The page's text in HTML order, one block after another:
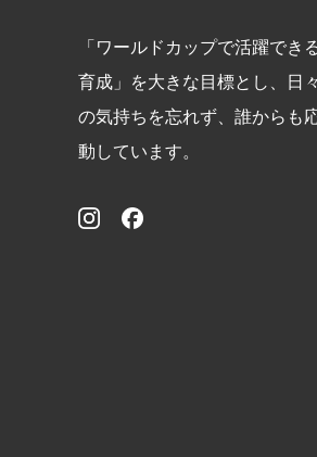
「ワールドカップで活躍で
育成」を大きな目標とし、日
の気持ちを忘れず、誰からも
動しています。